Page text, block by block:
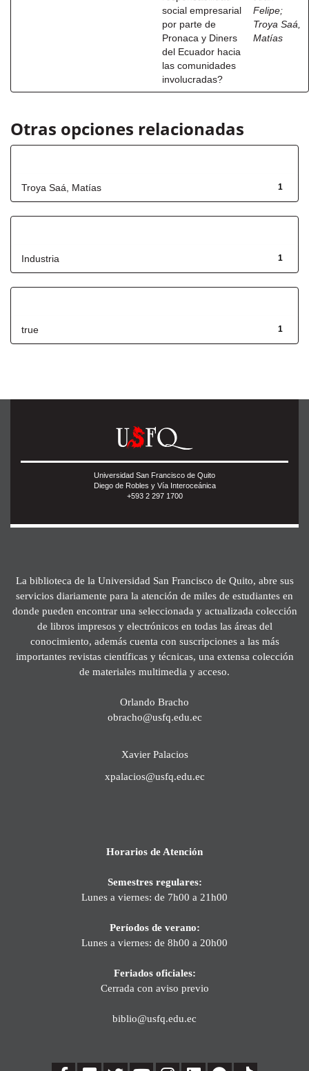
social empresarial
por parte de
Pronaca y Diners
del Ecuador hacia
las comunidades
involucradas?
Felipe;
Troya Saá,
Matías
Otras opciones relacionadas
1
Troya Saá, Matías
1
Industria
1
true
Universidad San Francisco de Quito
Diego de Robles y Vía Interoceánica
+593 2 297 1700
La biblioteca de la Universidad San Francisco de Quito, abre sus
servicios diariamente para la atención de miles de estudiantes en
donde pueden encontrar una seleccionada y actualizada colección
de libros impresos y electrónicos en todas las áreas del
conocimiento, además cuenta con suscripciones a las más
importantes revistas científicas y técnicas, una extensa colección
de materiales multimedia y acceso.
Orlando Bracho
obracho@usfq.edu.ec
Xavier Palacios
xpalacios@usfq.edu.ec
Horarios de Atención
Semestres regulares:
Lunes a viernes: de 7h00 a 21h00
Períodos de verano:
Lunes a viernes: de 8h00 a 20h00
Feriados oficiales:
Cerrada con aviso previo
biblio@usfq.edu.ec